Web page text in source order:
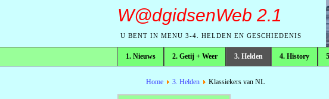
W@dgidsenWeb 2.1
U BENT IN MENU 3-4. HELDEN EN GESCHIEDENIS
1. Nieuws 2. Getij + Weer 3. Helden 4. History
broodkruimelpad
Home 3. Helden Klassiekers van NL